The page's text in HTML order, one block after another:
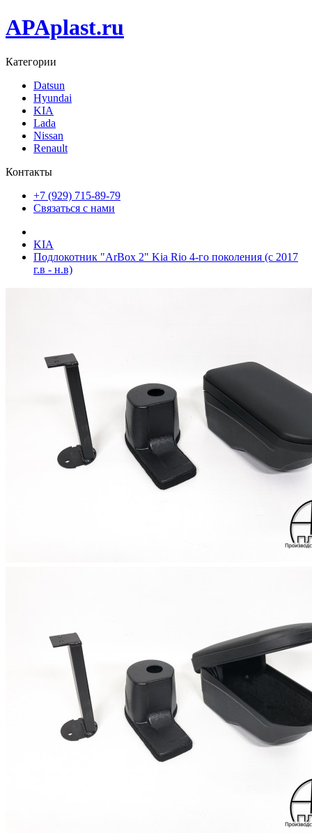
APAplast.ru
Категории
Datsun
Hyundai
KIA
Lada
Nissan
Renault
Контакты
+7 (929) 715-89-79
Связаться с нами
KIA
Подлокотник "ArBox 2" Kia Rio 4-го поколения (с 2017
г.в - н.в)